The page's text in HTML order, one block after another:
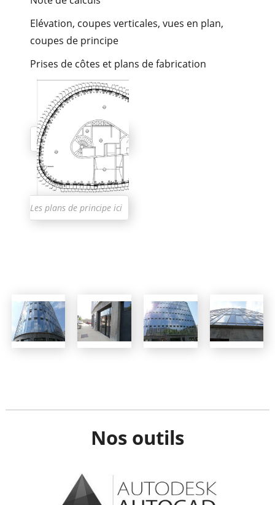
Elévation, coupes verticales, vues en plan,
coupes de principe
Prises de côtes et plans de fabrication
Les plans de principe ici
Nos outils